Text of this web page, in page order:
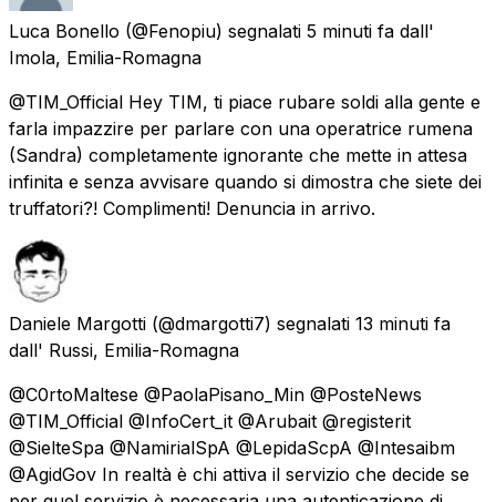
Luca Bonello (@Fenopiu) segnalati 5 minuti fa dall'
Imola, Emilia-Romagna
@TIM_Official Hey TIM, ti piace rubare soldi alla gente e
farla impazzire per parlare con una operatrice rumena
(Sandra) completamente ignorante che mette in attesa
infinita e senza avvisare quando si dimostra che siete dei
truffatori?! Complimenti! Denuncia in arrivo.
Daniele Margotti (@dmargotti7) segnalati 13 minuti fa
dall' Russi, Emilia-Romagna
@C0rtoMaltese @PaolaPisano_Min @PosteNews
@TIM_Official @InfoCert_it @Arubait @registerit
@SielteSpa @NamirialSpA @LepidaScpA @Intesaibm
@AgidGov In realtà è chi attiva il servizio che decide se